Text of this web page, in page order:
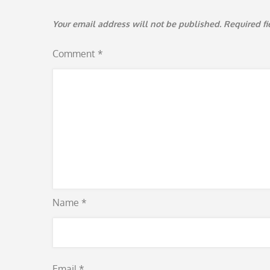
Your email address will not be published. Required
Comment *
Name *